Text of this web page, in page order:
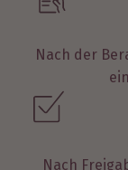
Nach der
Nach